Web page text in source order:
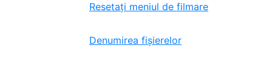
Resetați meniul de filmare
Denumirea fișierelor